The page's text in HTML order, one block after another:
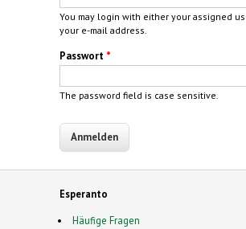
You may login with either your assigned
your e-mail address.
Passwort *
The password field is case sensitive.
Esperanto
Häufige Fragen